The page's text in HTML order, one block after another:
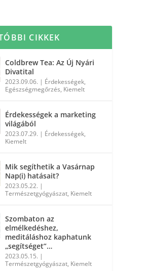
CIKKEK
Coldbrew Tea: Az Új Nyári
Divatital
2023.09.06. | Érdekességek,
Egészségmegőrzés, Kiemelt
Érdekességek a marketing
világából
2023.07.29. | Érdekességek,
Kiemelt
Mik segíthetik a Vasárnap
Nap(i) hatásait?
2023.05.22. |
Természetgyógyászat, Kiemelt
Szombaton az
elmélkedéshez,
meditáláshoz kaphatunk
„segítséget”…
2023.05.15. |
Természetgyógyászat, Kiemelt